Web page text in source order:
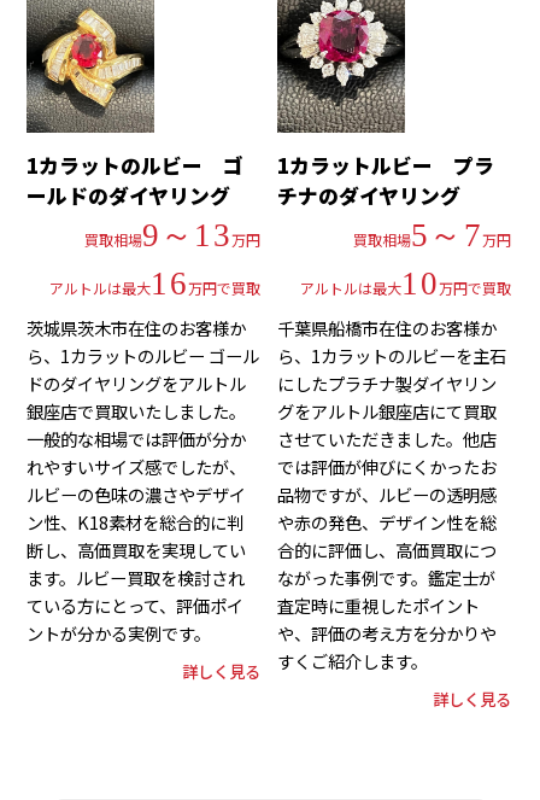
1カラットのルビー ゴ
ールドのダイヤリング
買取相場9～13万円
アルトルは最大16万円で買取
茨城県茨木市在住のお客様か
ら、1カラットのルビー ゴール
ドのダイヤリングをアルトル
銀座店で買取いたしました。
一般的な相場では評価が分か
れやすいサイズ感でしたが、
ルビーの色味の濃さやデザイ
ン性、K18素材を総合的に判
断し、高価買取を実現してい
ます。ルビー買取を検討され
ている方にとって、評価ポイ
ントが分かる実例です。
詳しく見る
1カラットルビー プラ
チナのダイヤリング
買取相場5～7万円
アルトルは最大10万円で買取
千葉県船橋市在住のお客様か
ら、1カラットのルビーを主石
にしたプラチナ製ダイヤリン
グをアルトル銀座店にて買取
させていただきました。他店
では評価が伸びにくかったお
品物ですが、ルビーの透明感
や赤の発色、デザイン性を総
合的に評価し、高価買取につ
ながった事例です。鑑定士が
査定時に重視したポイント
や、評価の考え方を分かりや
すくご紹介します。
詳しく見る